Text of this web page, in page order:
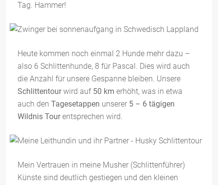
Tag. Hammer!
Heute kommen noch einmal 2 Hunde mehr dazu –
also 6 Schlittenhunde, 8 für Pascal. Dies wird auch
die Anzahl für unsere Gespanne bleiben. Unsere
Schlittentourwird auf50 km erhöht, was in etwa
auch den Tagesetappen unserer 5 – 6 tägigen
Wildnis Tourentsprechen wird.
Mein Vertrauen in meine Musher (Schlittenführer)
Künste sind deutlich gestiegen und den kleinen